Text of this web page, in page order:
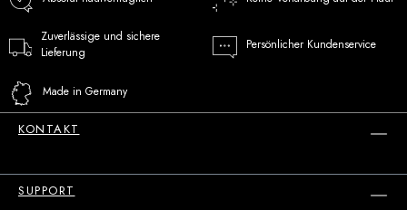
Zuverlässige und sichere
Lieferung
Persönlicher Kundenservice
Made in Germany
KONTAKT
SUPPORT